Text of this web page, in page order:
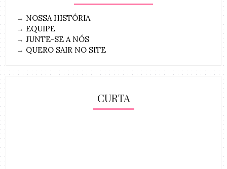
→ NOSSA HISTÓRIA
→ EQUIPE
→JUNTE-SE A NÓS
→ QUERO SAIR NO SITE
CURTA